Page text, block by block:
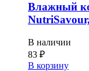
Влажный
В наличии
83 ₽
В корзину